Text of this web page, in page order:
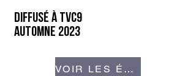
DIFFUSÉ À TVC9
AUTOMNE 2023
VOIR LES ÉPISODES